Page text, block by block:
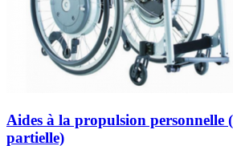
Aides à la propulsion personnelle
partielle)